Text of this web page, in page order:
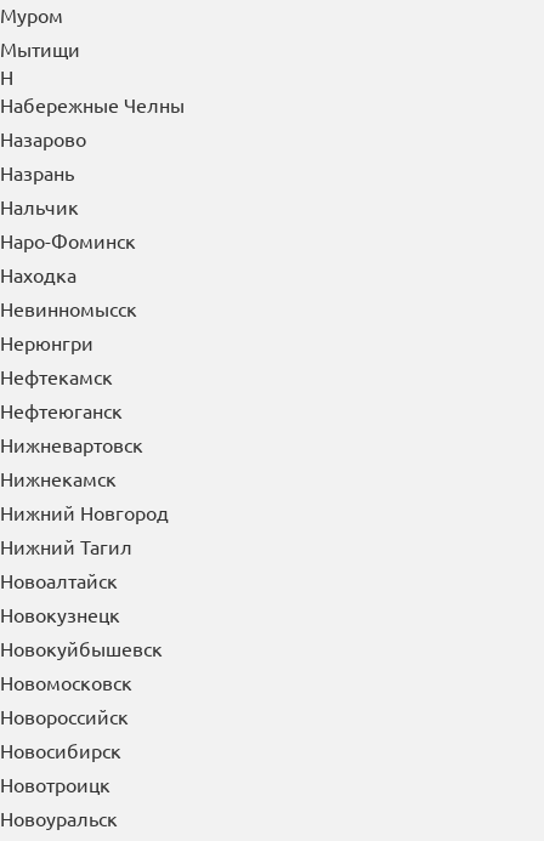
Муром
Мытищи
Н
Набережные Челны
Назарово
Назрань
Нальчик
Наро-Фоминск
Находка
Невинномысск
Нерюнгри
Нефтекамск
Нефтеюганск
Нижневартовск
Нижнекамск
Нижний Новгород
Нижний Тагил
Новоалтайск
Новокузнецк
Новокуйбышевск
Новомосковск
Новороссийск
Новосибирск
Новотроицк
Новоуральск